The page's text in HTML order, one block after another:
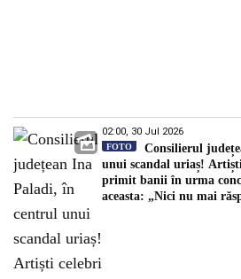
02:00, 30 Jul 2026
FOTO
Consilierul
unui scandal uriaș!
primit banii în urma
aceasta: „Nici nu mai